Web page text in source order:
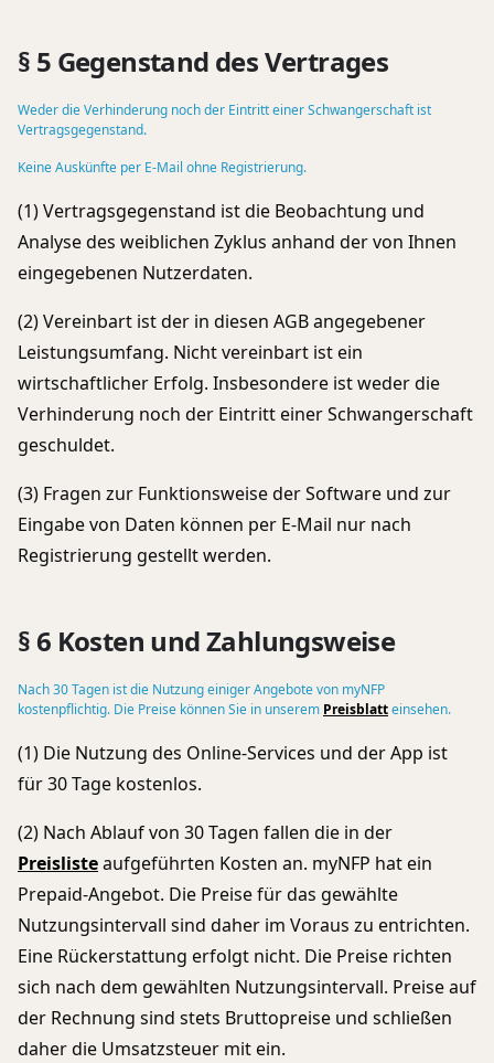
§ 5 Gegenstand des Vertrages
Weder die Verhinderung noch der Eintritt einer Schwangerschaft ist
Vertragsgegenstand.
Keine Auskünfte per E-Mail ohne Registrierung.
(1) Vertragsgegenstand ist die Beobachtung und
Analyse des weiblichen Zyklus anhand der von Ihnen
eingegebenen Nutzerdaten.
(2) Vereinbart ist der in diesen AGB angegebener
Leistungsumfang. Nicht vereinbart ist ein
wirtschaftlicher Erfolg. Insbesondere ist weder die
Verhinderung noch der Eintritt einer Schwangerschaft
geschuldet.
(3) Fragen zur Funktionsweise der Software und zur
Eingabe von Daten können per E-Mail nur nach
Registrierung gestellt werden.
§ 6 Kosten und Zahlungsweise
Nach 30 Tagen ist die Nutzung einiger Angebote von myNFP
kostenpflichtig. Die Preise können Sie in unserem Preisblatteinsehen.
(1) Die Nutzung des Online-Services und der App ist
für 30 Tage kostenlos.
(2) Nach Ablauf von 30 Tagen fallen die in der
Preislisteaufgeführten Kosten an. myNFP hat ein
Prepaid-Angebot. Die Preise für das gewählte
Nutzungsintervall sind daher im Voraus zu entrichten.
Eine Rückerstattung erfolgt nicht. Die Preise richten
sich nach dem gewählten Nutzungsintervall. Preise auf
der Rechnung sind stets Bruttopreise und schließen
daher die Umsatzsteuer mit ein.